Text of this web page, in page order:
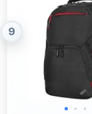
9